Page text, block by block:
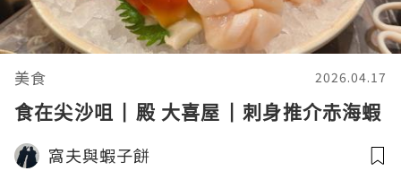
美食 2026.04.17
食在尖沙咀 | 殿 大喜屋 | 刺身推介赤海蝦
窩夫與蝦子餅